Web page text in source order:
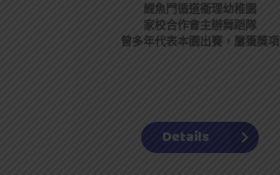
鯉魚門循道衞理幼稚園
家校合作會主辦舞蹈隊
曾多年代表本園出賽，屢獲獎項
Details